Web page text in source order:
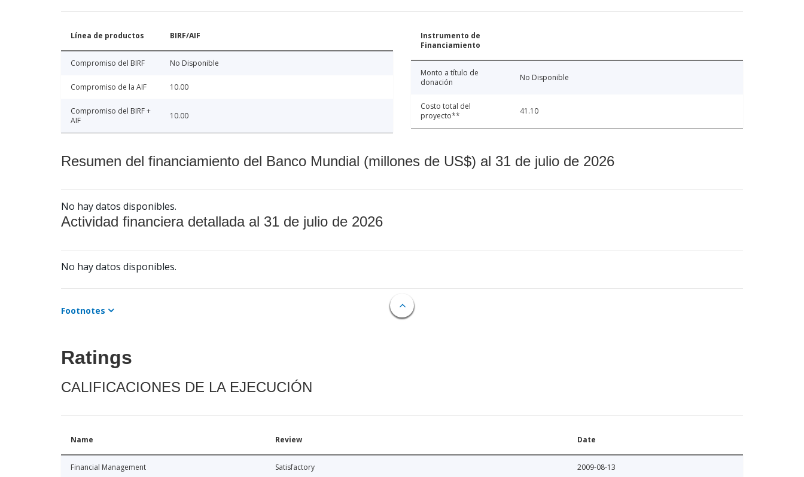
Línea de productos BIRF/AIF
Compromiso del BIRF No Disponible
Compromiso de la AIF 10.00
Compromiso del BIRF +
AIF
10.00
Instrumento de
Financiamiento
Monto a título de
donación
No Disponible
Costo total del
proyecto**
41.10
Resumen del financiamiento del Banco Mundial (millones de US$) al 31 de julio de 2026
No hay datos disponibles.
Actividad financiera detallada al 31 de julio de 2026
No hay datos disponibles.
Footnotes
Ratings
CALIFICACIONES DE LA EJECUCIÓN
Name Review Date
Financial Management Satisfactory 2009-08-13